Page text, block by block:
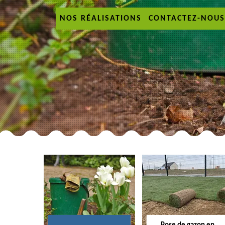
NOS RÉALISATIONS CONTACTEZ-